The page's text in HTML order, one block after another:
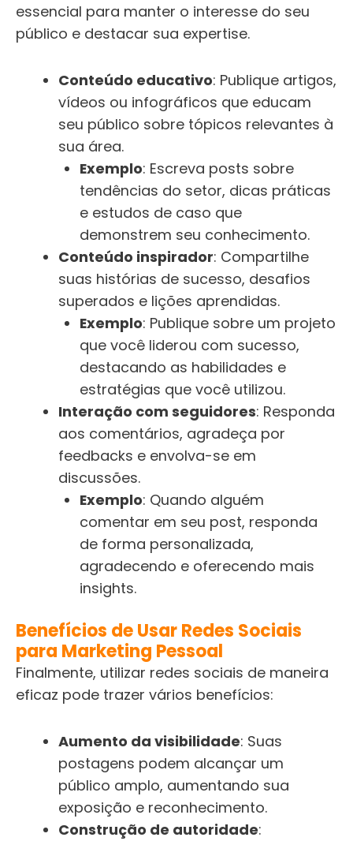
essencial para manter o interesse do seu
público e destacar sua expertise.
Conteúdo educativo: Publique artigos,
vídeos ou infográficos que educam
seu público sobre tópicos relevantes à
sua área.
Exemplo: Escreva posts sobre
tendências do setor, dicas práticas
e estudos de caso que
demonstrem seu conhecimento.
Conteúdo inspirador: Compartilhe
suas histórias de sucesso, desafios
superados e lições aprendidas.
Exemplo: Publique sobre um projeto
que você liderou com sucesso,
destacando as habilidades e
estratégias que você utilizou.
Interação com seguidores: Responda
aos comentários, agradeça por
feedbacks e envolva-se em
discussões.
Exemplo: Quando alguém
comentar em seu post, responda
de forma personalizada,
agradecendo e oferecendo mais
insights.
Benefícios de Usar Redes Sociais
para Marketing Pessoal
Finalmente, utilizar redes sociais de maneira
eficaz pode trazer vários benefícios:
Aumento da visibilidade: Suas
postagens podem alcançar um
público amplo, aumentando sua
exposição e reconhecimento.
Construção de autoridade: